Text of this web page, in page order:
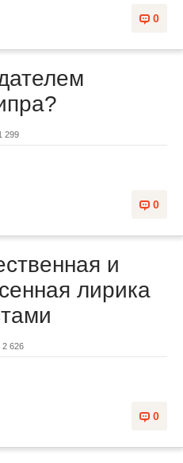
0
299
0
и
лирика
2 626
0